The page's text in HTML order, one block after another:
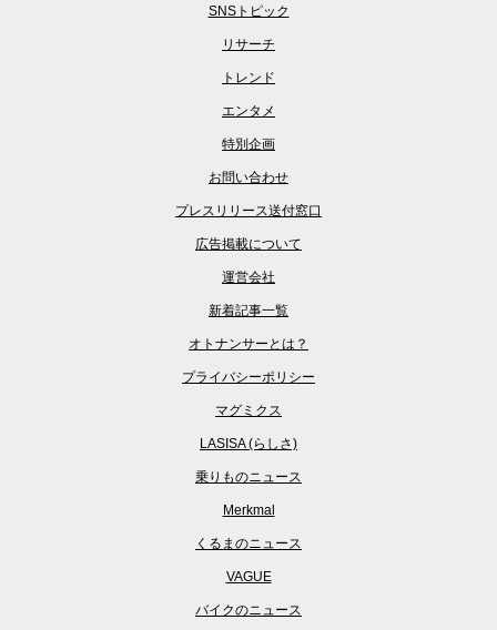
SNSトピック
リサーチ
トレンド
エンタメ
特別企画
お問い合わせ
プレスリリース送付窓口
広告掲載について
運営会社
新着記事一覧
オトナンサーとは？
プライバシーポリシー
マグミクス
LASISA (らしさ)
乗りものニュース
Merkmal
くるまのニュース
VAGUE
バイクのニュース